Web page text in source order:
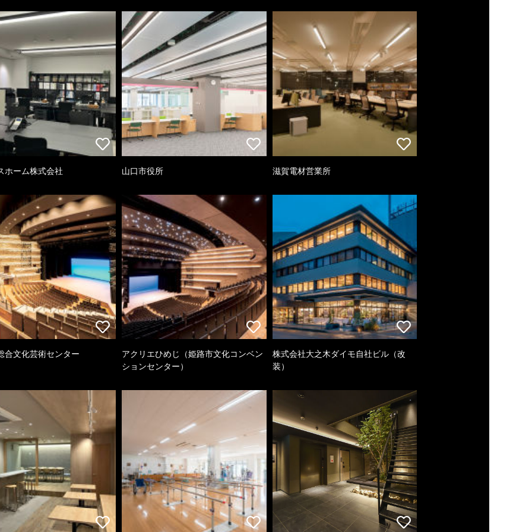
ホーム株式会社 山口市役所 滋賀電材営業所
合文化芸術センター
アクリエひめじ（姫路市文化コンベン
ションセンター）
株式会社大之木ダイモ自社ビル（改
装）